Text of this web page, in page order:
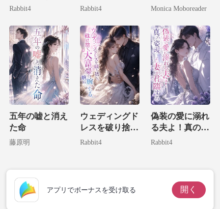
そいつの宿敵に
た！
Rabbit4
物兄による溺愛
Rabbit4
全部盛りの私が
されました。
Monica Moboreader
五年の嘘と消え
た命
藤原明
ウェディングド
レスを破り捨
て、私は大富豪
Rabbit4
偽装の愛に溺れ
る夫よ！真の姿
現した妻が君臨
Rabbit4
アプリでボーナスを受け取る 開く